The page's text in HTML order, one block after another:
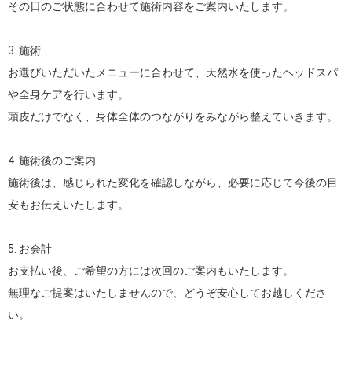
その日のご状態に合わせて施術内容をご案内いたします。
3. 施術
お選びいただいたメニューに合わせて、天然水を使ったヘッドスパ
や全身ケアを行います。
頭皮だけでなく、身体全体のつながりをみながら整えていきます。
4. 施術後のご案内
施術後は、感じられた変化を確認しながら、必要に応じて今後の目
安もお伝えいたします。
5. お会計
お支払い後、ご希望の方には次回のご案内もいたします。
無理なご提案はいたしませんので、どうぞ安心してお越しくださ
い。